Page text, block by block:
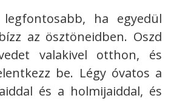
ha egyedül
az ösztöneidben. Oszd
valakivel otthon, és
be. Légy óvatos a
és a holmijaiddal, és